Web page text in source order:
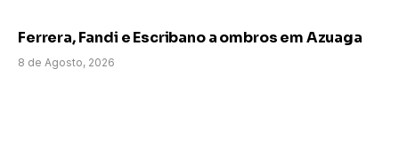
Ferrera, Fandi e Escribano a ombros em Azuaga
8 de Agosto, 2026